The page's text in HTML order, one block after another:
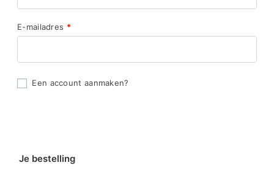
E-mailadres *
Een account aanmaken?
Je bestelling